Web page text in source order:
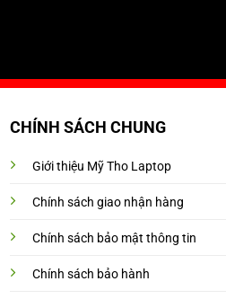
CHÍNH SÁCH CHUNG
Giới thiệu Mỹ Tho Laptop
Chính sách giao nhận hàng
Chính sách bảo mật thông tin
Chính sách bảo hành